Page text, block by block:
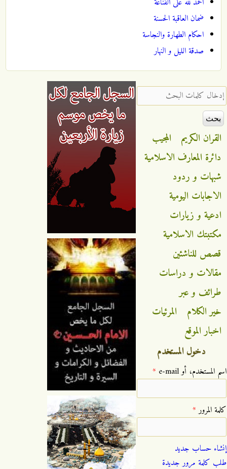
ضمان العاقبة الحسنة
احكام الطهارة والنجاسة
صدقة الليل و النهار
‏إدخال كلمات البحث ‏
القران الكريم
المجيب
دائرة المعارف الاسلامية
شبهات و ردود
الاجابات اليومية
ادعية و زيارات
مكتبتك الاسلامية
قصص للناشئين
مقالات و دراسات
طرائف و عبر
خير الكلام
المرئيات
اخبار الموقع
دخول المستخدم
‏اسم المستخدم، أو e-mail ‏ *
‏كلمة المرور ‏*
إنشاء حساب جديد
طلب كلمة مرور جديدة